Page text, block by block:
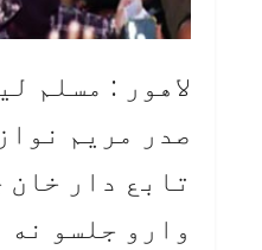
لاهور : مسلم
صدر مريم
تابع دار خان
وارو جلسو